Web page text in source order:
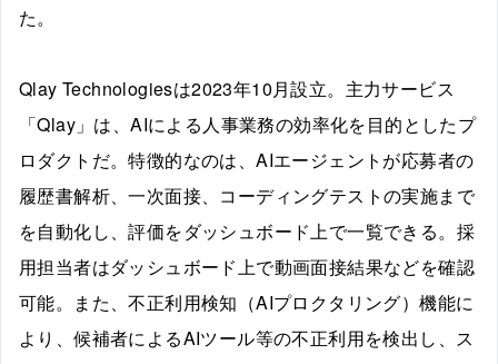
た。
Qlay Technologiesは2023年10月設立。主力サービス
「Qlay」は、AIによる人事業務の効率化を目的としたプ
ロダクトだ。特徴的なのは、AIエージェントが応募者の
履歴書解析、一次面接、コーディングテストの実施まで
を自動化し、評価をダッシュボード上で一覧できる。採
用担当者はダッシュボード上で動画面接結果などを確認
可能。また、不正利用検知（AIプロクタリング）機能に
より、候補者によるAIツール等の不正利用を検出し、ス